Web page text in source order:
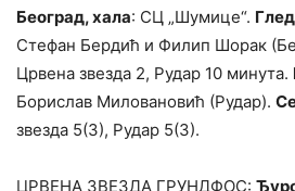
Београд, хала: СЦ „Шумице“.
Стефан Бердић и Филип Шорак
Црвена звезда 2, Рудар 10 минута.
Борислав Миловановић (Рудар).
звезда 5(3), Рудар 5(3).
ЦРВЕНА ЗВЕЗДА ГРУНДФОС: